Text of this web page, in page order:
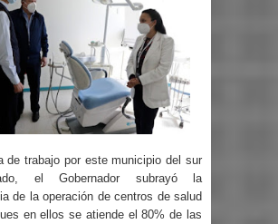
de trabajo por este municipio del sur
el Gobernador subrayó la
de la operación de centros de salud
en ellos se atiende el 80% de las